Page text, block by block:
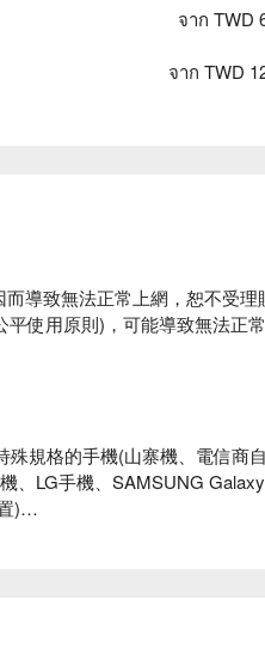
จาก TWD
จาก TWD
導致無法正常上網，恕不受理
使用原則)，可能導致無法正
殊規格的手機(山寨機、電信商
、LG手機、SAMSUNG Galaxy
)
清空，重新開機後即可使用。